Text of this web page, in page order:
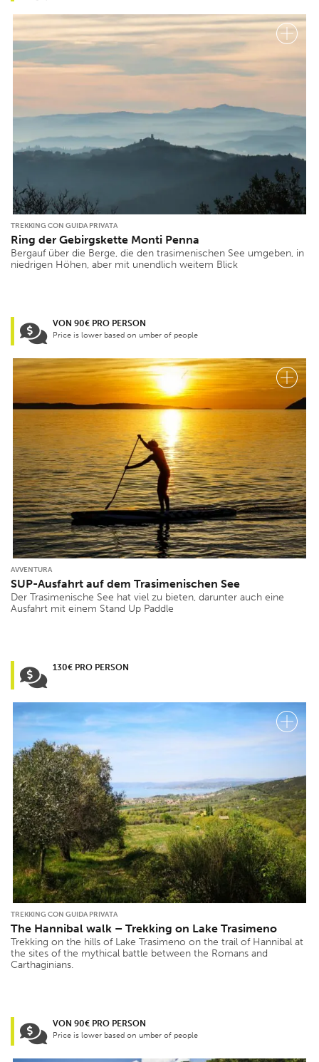
TREKKING CON GUIDA PRIVATA
Ring der Gebirgskette Monti Penna
Bergauf über die Berge, die den trasimenischen See umgeben, in
niedrigen Höhen, aber mit unendlich weitem Blick
VON 90€ PRO PERSON
Price is lower based on umber of people
AVVENTURA
SUP-Ausfahrt auf dem Trasimenischen See
Der Trasimenische See hat viel zu bieten, darunter auch eine
Ausfahrt mit einem Stand Up Paddle
130€ PRO PERSON
TREKKING CON GUIDA PRIVATA
The Hannibal walk – Trekking on Lake Trasimeno
Trekking on the hills of Lake Trasimeno on the trail of Hannibal at
the sites of the mythical battle between the Romans and
Carthaginians.
VON 90€ PRO PERSON
Price is lower based on umber of people